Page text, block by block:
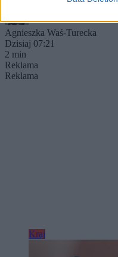
Agnieszka Waś-Turecka
Dzisiaj 07:21
2 min
Reklama
Reklama
Kraj